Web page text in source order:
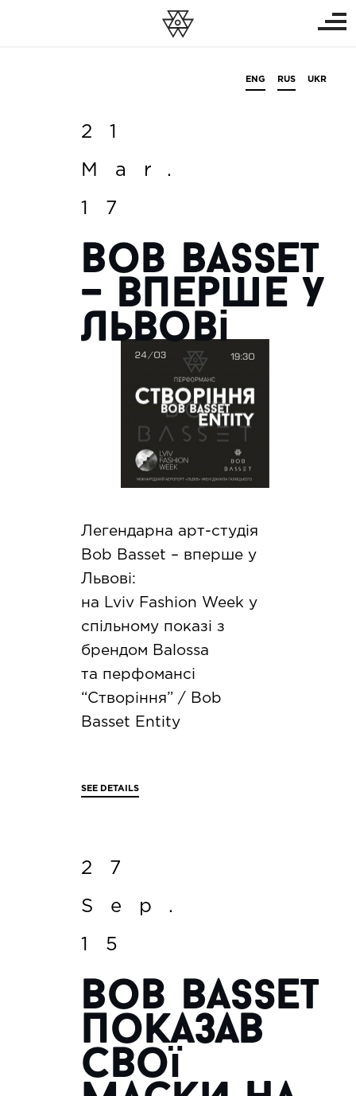
ENG RUS UKR
21
Mar.
17
Bob Basset
– вперше у
Львові
Легендарна арт-студія
Bob Basset – вперше у
Львові:
на Lviv Fashion Week у
спільному показі з
брендом Balossa
та перфомансі
“Створіння” / Bob
Basset Entity
SEE DETAILS
27
Sep.
15
Bob Basset
показав
свої